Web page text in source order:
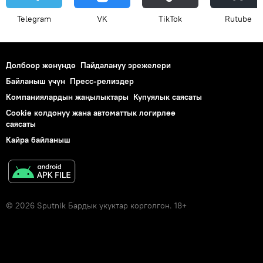
Telegram VK ТikТоk Rutube
Долбоор жөнүндө Пайдалануу эрежелери
Байланыш үчүн Пресс-релиздер
Компаниялардын жаңылыктары Купуялык саясаты
Cookie колдонуу жана автоматтык логирлөө
саясаты
Кайра байланыш
© 2026 Sputnik Бардык укуктар корголгон. 18+